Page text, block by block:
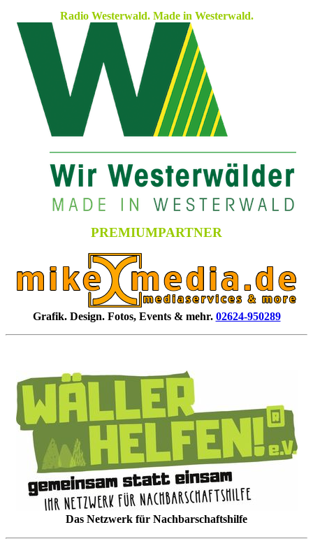
Radio Westerwald. Made in Westerwald.
PREMIUMPARTNER
Grafik. Design. Fotos, Events & mehr. 02624-950289
Das Netzwerk für Nachbarschaftshilfe